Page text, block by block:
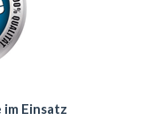
Einsatz